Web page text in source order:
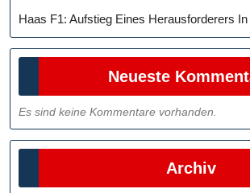
Haas F1: Aufstieg Eines Herausforderers
Neueste
Es sind keine Kommentare vorhanden.
Archiv